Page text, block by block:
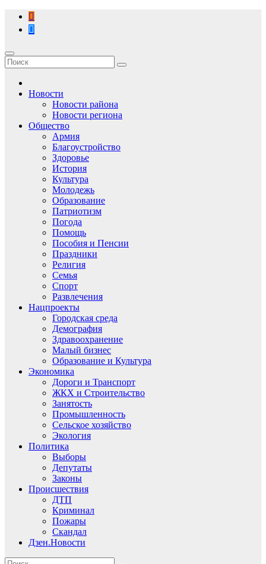
Перейти
содержимому
Новости
Новости района
Новости региона
Общество
Армия
Благоустройство
Здоровье
История
Культура
Молодежь
Образование
Патриотизм
Погода
Помощь
Пособия и Пенсии
Праздники
Религия
Семья
Спорт
Развлечения
Нацпроекты
Городская среда
Демография
Здравоохранение
Малый бизнес
Образование и Культура
Экономика
Дороги и Транспорт
ЖКХ и Строительство
Занятость
Промышленность
Сельское хозяйство
Экология
Политика
Выборы
Депутаты
Законы
Происшествия
ДТП
Криминал
Пожары
Скандал
Дзен.Новости